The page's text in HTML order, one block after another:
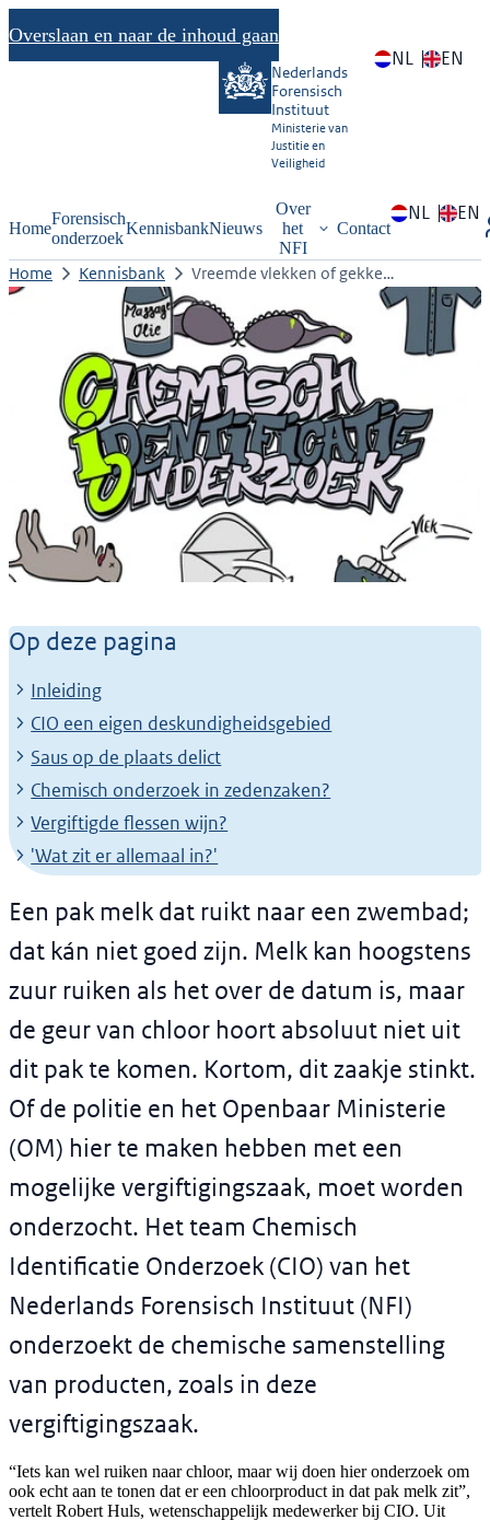
Overslaan en naar de inhoud gaan
NL EN
Nederlands
Forensisch
Instituut
Ministerie van
Justitie en
Veiligheid
Home
Forensisch
onderzoek
KennisbankNieuws
Over
het
NFI
Contact
NL EN
Home Kennisbank Vreemde vlekken of gekke…
Vreemde vlekken of gekke
geurtjes? Chemisch
Identificatie Onderzoek
zoekt uit wat het is!
Op deze pagina
Inleiding
CIO een eigen deskundigheidsgebied
Saus op de plaats delict
Chemisch onderzoek in zedenzaken?
Vergiftigde flessen wijn?
'Wat zit er allemaal in?'
Een pak melk dat ruikt naar een zwembad;
dat kán niet goed zijn. Melk kan hoogstens
zuur ruiken als het over de datum is, maar
de geur van chloor hoort absoluut niet uit
dit pak te komen. Kortom, dit zaakje stinkt.
Of de politie en het Openbaar Ministerie
(OM) hier te maken hebben met een
mogelijke vergiftigingszaak, moet worden
onderzocht. Het team Chemisch
Identificatie Onderzoek (CIO) van het
Nederlands Forensisch Instituut (NFI)
onderzoekt de chemische samenstelling
van producten, zoals in deze
vergiftigingszaak.
“Iets kan wel ruiken naar chloor, maar wij doen hier onderzoek om
ook echt aan te tonen dat er een chloorproduct in dat pak melk zit”,
vertelt Robert Huls, wetenschappelijk medewerker bij CIO. Uit